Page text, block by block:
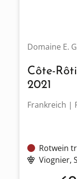
Domaine E.
Côte-
2021
Frankreich |
Rotwein
Viognier,